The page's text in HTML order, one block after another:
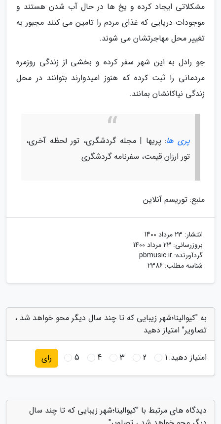
مشکلاتی ایجاد کرده و یخ ها در حال آب شدن هستند و
موجودات دریایی که غذای مردم را تامین می کنند مجبور به
تغییر محل مهاجرتشان می شوند.
جو رادل به این شهر سفر کرده و بخشی از زندگی روزمره
مردمانی را ثبت کرده که هنوز امیدوارند بتوانند در محل
زندگی نیاکانشان بمانند.
پری ها: پریها | مجله گردشگری، تور لحظه آخری،
تور ارزان قیمت، سفرنامه گردشگری
منبع: توریسم آنلاین
انتشار: 23 مرداد 1400
بروزرسانی: 23 مرداد 1400
گردآورنده: pbmusic.ir
شناسه مطلب: 2386
به "کیوالینا؛شهر زیبایی که تا چند سال دیگر محو خواهد شد ،
تصاویر" امتیاز دهید
امتیاز دهید:1
2
3
4
5 رای
دیدگاه های مرتبط با "کیوالینا؛شهر زیبایی که تا چند سال